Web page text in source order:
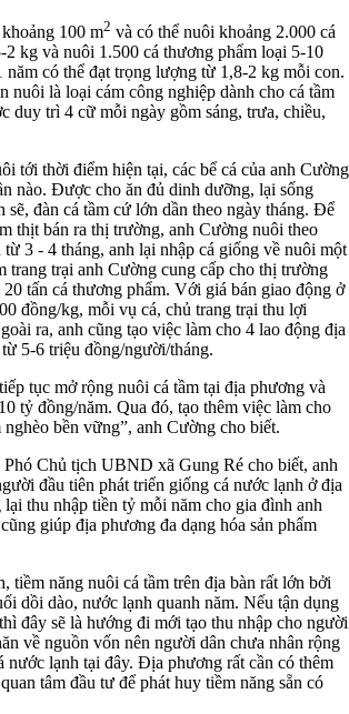
100 m2 và có thể nuôi khoảng 2.000 cá
kg và nuôi 1.500 cá thương phẩm loại 5-10
năm có thể đạt trọng lượng từ 1,8-2 kg mỗi con.
nuôi là loại cám công nghiệp dành cho cá tầm
duy trì 4 cữ mỗi ngày gồm sáng, trưa, chiều,
tới thời điểm hiện tại, các bể cá của anh Cường
nào. Được cho ăn đủ dinh dưỡng, lại sống
sẽ, đàn cá tầm cứ lớn dần theo ngày tháng. Để
thịt bán ra thị trường, anh Cường nuôi theo
3 - 4 tháng, anh lại nhập cá giống về nuôi một
trang trại anh Cường cung cấp cho thị trường
tấn cá thương phẩm. Với giá bán giao động ở
đồng/kg, mỗi vụ cá, chủ trang trại thu lợi
ra, anh cũng tạo việc làm cho 4 lao động địa
5-6 triệu đồng/người/tháng.
tục mở rộng nuôi cá tầm tại địa phương và
tỷ đồng/năm. Qua đó, tạo thêm việc làm cho
bền vững”, anh Cường cho biết.
Chủ tịch UBND xã Gung Ré cho biết, anh
đầu tiên phát triển giống cá nước lạnh ở địa
thu nhập tiền tỷ mỗi năm cho gia đình anh
giúp địa phương đa dạng hóa sản phẩm
tiềm năng nuôi cá tầm trên địa bàn rất lớn bởi
dồi dào, nước lạnh quanh năm. Nếu tận dụng
đây sẽ là hướng đi mới tạo thu nhập cho người
về nguồn vốn nên người dân chưa nhân rộng
nước lạnh tại đây. Địa phương rất cần có thêm
tâm đầu tư để phát huy tiềm năng sẵn có